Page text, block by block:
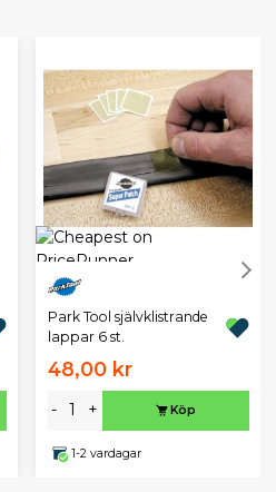
Park Tool självklistrande
lappar 6 st.
48,00 kr
- + Köp
1-2 vardagar